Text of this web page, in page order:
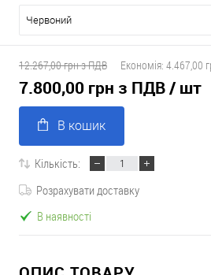
Червоний
12.267,00 грн з ПДВ Економія: 4.467,00
7.800,00 грн з ПДВ/ шт
В кошик
Кількість:
Розрахувати доставку
В наявності